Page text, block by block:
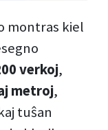
montras kiel
verkoj,
metroj,
tuŝan